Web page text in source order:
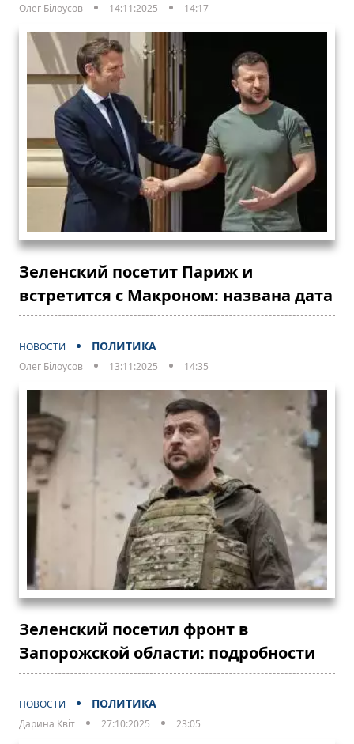
Олег Білоусов 14:11:2025 14:17
Зеленский посетит Париж и
встретится с Макроном: названа дата
НОВОСТИ ПОЛИТИКА
Олег Білоусов 13:11:2025 14:35
Зеленский посетил фронт в
Запорожской области: подробности
НОВОСТИ ПОЛИТИКА
Дарина Квіт 27:10:2025 23:05